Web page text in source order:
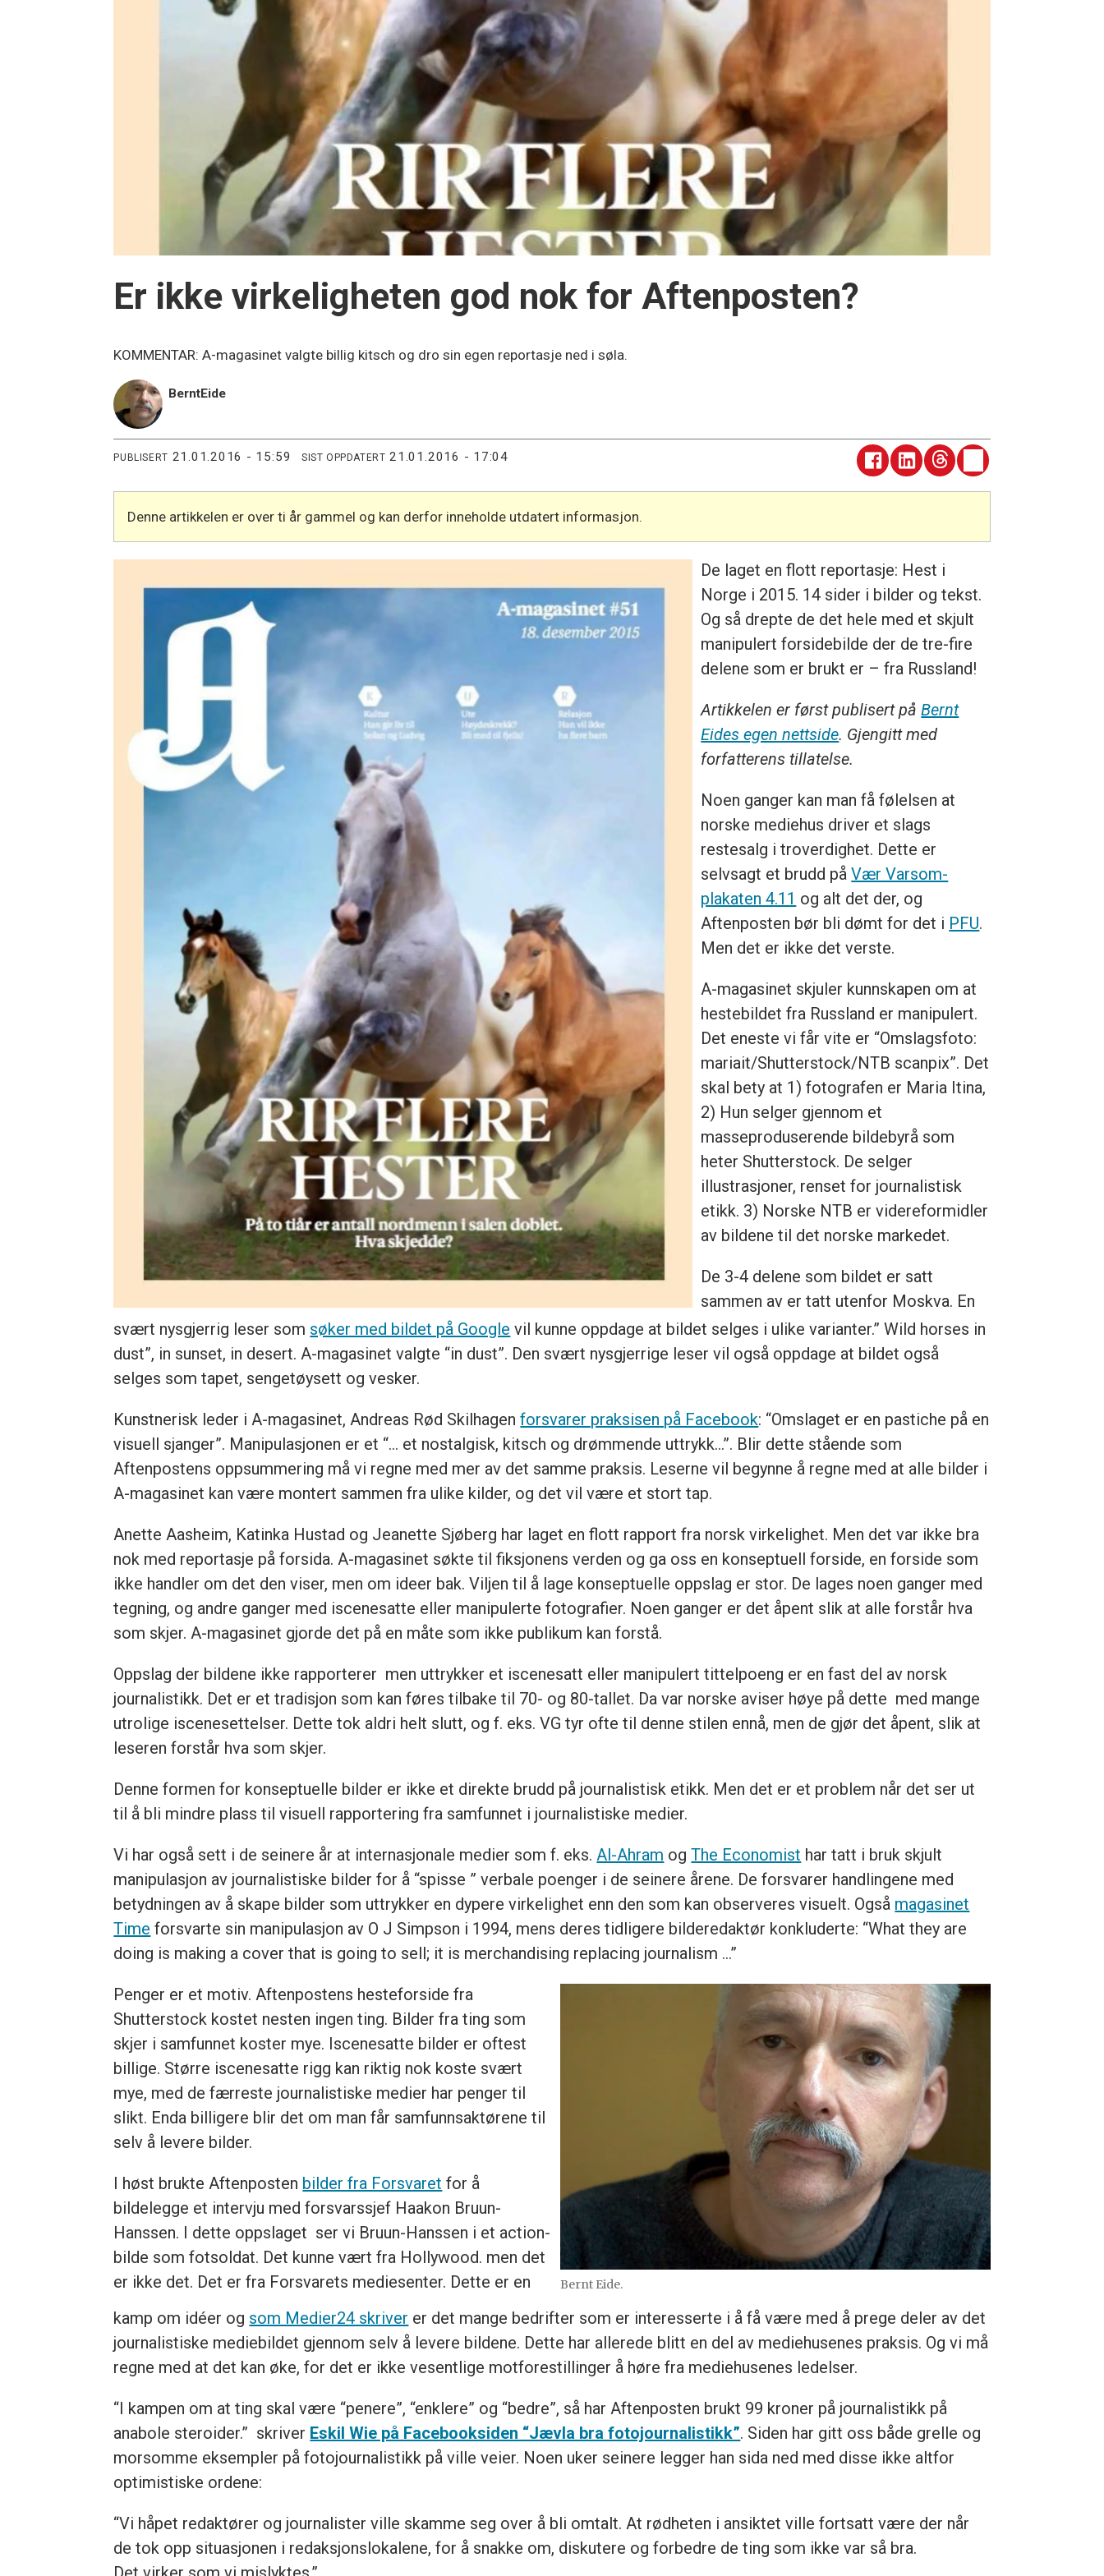
Er ikke virkeligheten god nok for Aftenposten?
KOMMENTAR: A-magasinet valgte billig kitsch og dro sin egen reportasje ned i søla.
BerntEide
PUBLISERT 21.01.2016 - 15:59 SIST OPPDATERT 21.01.2016 - 17:04
Denne artikkelen er over ti år gammel og kan derfor inneholde utdatert informasjon.
De laget en flott reportasje: Hest i
Norge i 2015. 14 sider i bilder og tekst.
Og så drepte de det hele med et skjult
manipulert forsidebilde der de tre-fire
delene som er brukt er – fra Russland!
Artikkelen er først publisert påBernt
Eides egen nettside. Gjengitt med
forfatterens tillatelse.
Noen ganger kan man få følelsen at
norske mediehus driver et slags
restesalg i troverdighet. Dette er
selvsagt et brudd påVær Varsom-
plakaten 4.11 og alt det der, og
Aftenposten bør bli dømt for det i PFU.
Men det er ikke det verste.
A-magasinet skjuler kunnskapen om at
hestebildet fra Russland er manipulert.
Det eneste vi får vite er “Omslagsfoto:
mariait/Shutterstock/NTB scanpix”. Det
skal bety at 1) fotografen er Maria Itina,
2) Hun selger gjennom et
masseproduserende bildebyrå som
heter Shutterstock. De selger
illustrasjoner, renset for journalistisk
etikk. 3) Norske NTB er videreformidler
av bildene til det norske markedet.
De 3-4 delene som bildet er satt
sammen av er tatt utenfor Moskva. En
svært nysgjerrig leser som søker med bildet på Google vil kunne oppdage at bildet selges i ulike varianter.” Wild horses in
dust”, in sunset, in desert. A-magasinet valgte “in dust”. Den svært nysgjerrige leser vil også oppdage at bildet også
selges som tapet, sengetøysett og vesker.
Kunstnerisk leder i A-magasinet, Andreas Rød Skilhagenforsvarer praksisen på Facebook: “Omslaget er en pastiche på en
visuell sjanger”. Manipulasjonen er et “… et nostalgisk, kitsch og drømmende uttrykk…”. Blir dette stående som
Aftenpostens oppsummering må vi regne med mer av det samme praksis. Leserne vil begynne å regne med at alle bilder i
A-magasinet kan være montert sammen fra ulike kilder, og det vil være et stort tap.
Anette Aasheim, Katinka Hustad og Jeanette Sjøberg har laget en flott rapport fra norsk virkelighet. Men det var ikke bra
nok med reportasje på forsida. A-magasinet søkte til fiksjonens verden og ga oss en konseptuell forside, en forside som
ikke handler om det den viser, men om ideer bak. Viljen til å lage konseptuelle oppslag er stor. De lages noen ganger med
tegning, og andre ganger med iscenesatte eller manipulerte fotografier. Noen ganger er det åpent slik at alle forstår hva
som skjer. A-magasinet gjorde det på en måte som ikke publikum kan forstå.
Oppslag der bildene ikke rapporterer men uttrykker et iscenesatt eller manipulert tittelpoeng er en fast del av norsk
journalistikk. Det er et tradisjon som kan føres tilbake til 70- og 80-tallet. Da var norske aviser høye på dette med mange
utrolige iscenesettelser. Dette tok aldri helt slutt, og f. eks. VG tyr ofte til denne stilen ennå, men de gjør det åpent, slik at
leseren forstår hva som skjer.
Denne formen for konseptuelle bilder er ikke et direkte brudd på journalistisk etikk. Men det er et problem når det ser ut
til å bli mindre plass til visuell rapportering fra samfunnet i journalistiske medier.
Vi har også sett i de seinere år at internasjonale medier som f. eks. Al-Ahram ogThe Economist har tatt i bruk skjult
manipulasjon av journalistiske bilder for å “spisse ” verbale poenger i de seinere årene. De forsvarer handlingene med
betydningen av å skape bilder som uttrykker en dypere virkelighet enn den som kan observeres visuelt. Også magasinet
Time forsvarte sin manipulasjon av O J Simpson i 1994, mens deres tidligere bilderedaktør konkluderte: “What they are
doing is making a cover that is going to sell; it is merchandising replacing journalism …”
Bernt Eide.
Penger er et motiv. Aftenpostens hesteforside fra
Shutterstock kostet nesten ingen ting. Bilder fra ting som
skjer i samfunnet koster mye. Iscenesatte bilder er oftest
billige. Større iscenesatte rigg kan riktig nok koste svært
mye, med de færreste journalistiske medier har penger til
slikt. Enda billigere blir det om man får samfunnsaktørene til
selv å levere bilder.
I høst brukte Aftenposten bilder fra Forsvaret for å
bildelegge et intervju med forsvarssjef Haakon Bruun-
Hanssen. I dette oppslaget ser vi Bruun-Hanssen i et action-
bilde som fotsoldat. Det kunne vært fra Hollywood. men det
er ikke det. Det er fra Forsvarets mediesenter. Dette er en
kamp om idéer og som Medier24 skriver er det mange bedrifter som er interesserte i å få være med å prege deler av det
journalistiske mediebildet gjennom selv å levere bildene. Dette har allerede blitt en del av mediehusenes praksis. Og vi må
regne med at det kan øke, for det er ikke vesentlige motforestillinger å høre fra mediehusenes ledelser.
“I kampen om at ting skal være “penere”, “enklere” og “bedre”, så har Aftenposten brukt 99 kroner på journalistikk på
anabole steroider.” skriver Eskil Wie på Facebooksiden “Jævla bra fotojournalistikk”. Siden har gitt oss både grelle og
morsomme eksempler på fotojournalistikk på ville veier. Noen uker seinere legger han sida ned med disse ikke altfor
optimistiske ordene:
“Vi håpet redaktører og journalister ville skamme seg over å bli omtalt. At rødheten i ansiktet ville fortsatt være der når
de tok opp situasjonen i redaksjonslokalene, for å snakke om, diskutere og forbedre de ting som ikke var så bra.